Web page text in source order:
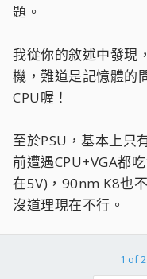
題。
我從你的敘述中發現
機，難道是記憶體的
CPU喔！
至於PSU，基本上只
前遭遇CPU+VGA都
在5V)，90nm K8也
沒道理現在不行。
1 of 2